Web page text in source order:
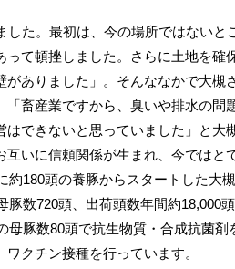
した。最初は、今の場所ではないと
て頓挫しました。さらに土地を確
ありました」。そんななかで大槻
畜産業ですから、臭いや排水の問
できないと思っていました」と大
いに信頼関係が生まれ、今ではと
約180頭の養豚からスタートした大
数720頭、出荷頭数年間約18,000
母豚数80頭で抗生物質・合成抗菌剤
クチン接種を行っています。